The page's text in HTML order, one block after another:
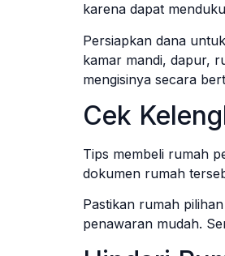
karena dapat
Persiapkan dana
kamar mandi, dapur,
mengisinya secara
Cek
Tips membeli rumah
dokumen rumah
Pastikan rumah
penawaran mudah.